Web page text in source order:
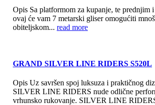
Opis Sa platformom za kupanje, te prednjim
ovaj će vam 7 metarski gliser omogućiti
obiteljskom... read more
GRAND SILVER LINE RIDERS S520L
Opis Uz savršen spoj luksuza i praktičnog
SILVER LINE RIDERS nude odlične
vrhunsko rukovanje. SILVER LINE